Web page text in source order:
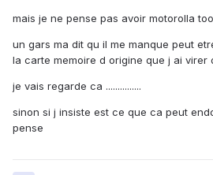
mais je ne pense pas avoir motorolla
un gars ma dit qu il me manque peut
la carte memoire d origine que j ai virer
je vais regarde ca ...............
sinon si j insiste est ce que ca peut
pense